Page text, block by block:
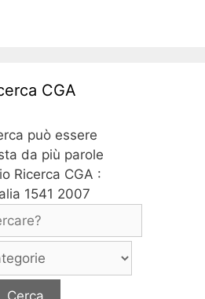
CGA
può essere
da più parole
Ricerca CGA :
1541 2007